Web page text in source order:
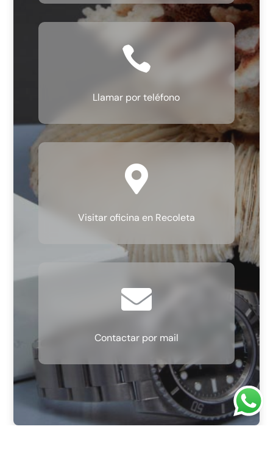

Llamar por teléfono

Visitar oficina en Recoleta

Contactar por mail